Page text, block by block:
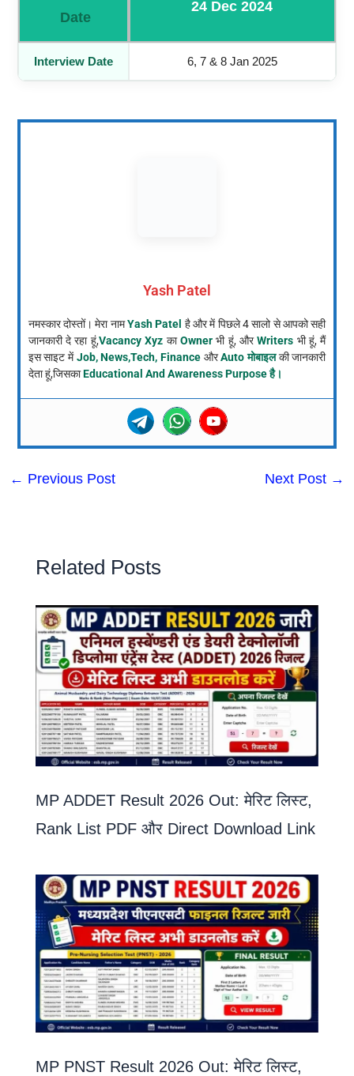
Date
24 Dec 2024
Interview Date 6, 7 & 8 Jan 2025
Yash Patel
नमस्कार दोस्तों। मेरा नामYash Patel है और में पिछले 4 सालो से आपको सही
जानकारी दे रहा हूं,Vacancy Xyz काOwnerभी हूं, औरWriters भी हूं, मैं
इस साइट मेंJob, News,Tech, Finance औरAuto मोबाइलकी जानकारी
देता हूं,जिसकाEducational And Awareness Purpose है।
← Previous Post Next Post →
Related Posts
MP ADDET Result 2026 Out: मेरिट लिस्ट,
Rank List PDF और Direct Download Link
MP PNST Result 2026 Out: मेरिट लिस्ट,